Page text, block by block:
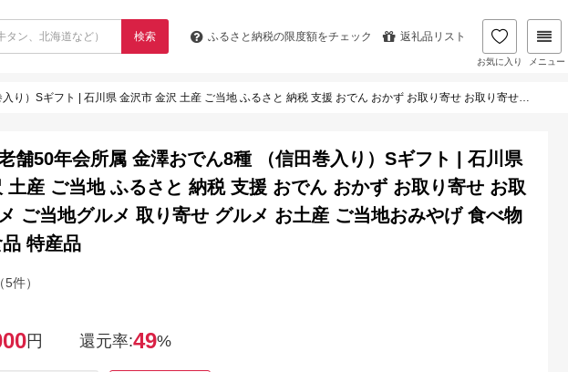
検索 ふるさと納税の限度額をチェック 返礼品リスト
お気に入り メニュー
沢 土産 ご当地 ふるさと 納税 支援 おでん おかず お取り寄せ お取り寄せグルメ ご当地グルメ 取り寄せ グルメ お土産 ご当地おみやげ 食べ物 たべもの 食品 特産品
舗50年会所属 金澤おでん8種 （信田巻入り）Sギフト | 石川県
土産 ご当地 ふるさと 納税 支援 おでん おかず お取り寄せ お取
ご当地グルメ 取り寄せ グルメ お土産 ご当地おみやげ 食べ物
特産品
件）
円 還元率:49%